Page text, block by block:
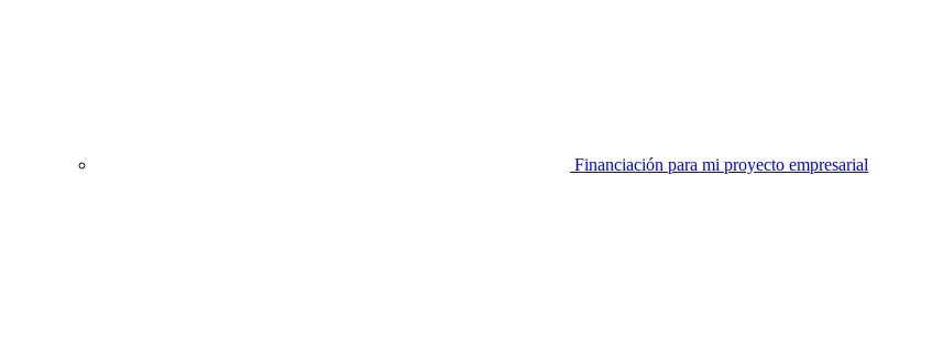
Financiación para mi proyecto empresarial